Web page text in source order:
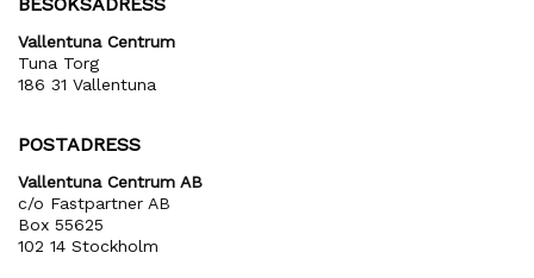
Vallentuna Centrum
Tuna Torg
186 31 Vallentuna
POSTADRESS
Vallentuna Centrum AB
c/o Fastpartner AB
Box 55625
102 14 Stockholm